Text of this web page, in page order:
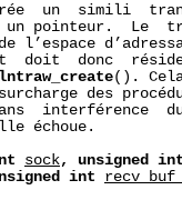
un  simili
pointeur.  Le
l’espace
doit  donc
(). Cela
des
interférence
échoue.
sock, unsigned
int